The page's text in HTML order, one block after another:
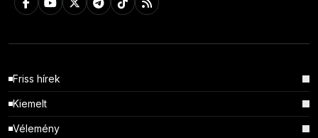
Friss hírek
Kiemelt
Vélemény